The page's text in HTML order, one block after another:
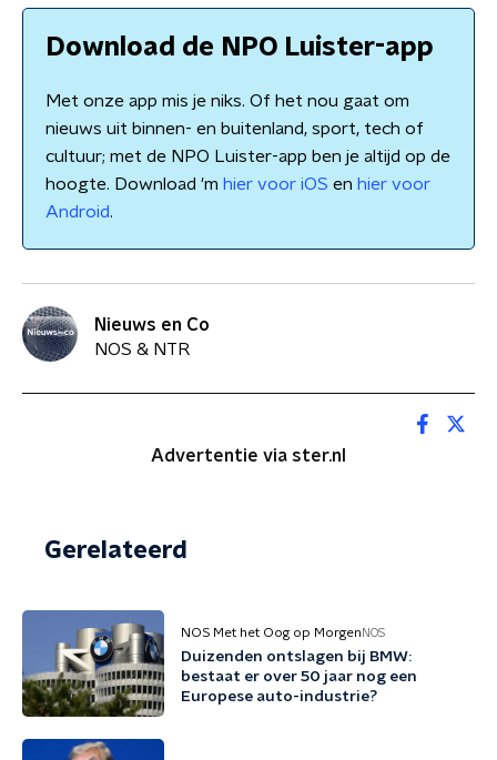
Download de NPO Luister-app
Met onze app mis je niks. Of het nou gaat om
nieuws uit binnen- en buitenland, sport, tech of
cultuur; met de NPO Luister-app ben je altijd op de
hoogte. Download 'm hier voor iOS en hier voor
Android.
Nieuws en Co
NOS & NTR
Advertentie via ster.nl
Gerelateerd
NOS Met het Oog op Morgen NOS
Duizenden ontslagen bij BMW:
bestaat er over 50 jaar nog een
Europese auto-industrie?